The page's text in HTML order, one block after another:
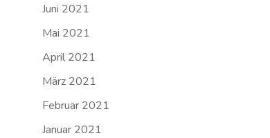
Juni 2021
Mai 2021
April 2021
März 2021
Februar 2021
Januar 2021